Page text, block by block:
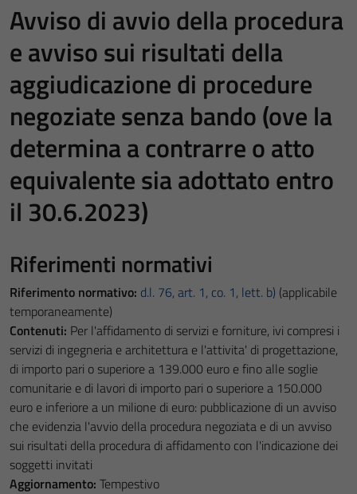
Avviso di avvio della procedura
e avviso sui risultati della
aggiudicazione di procedure
negoziate senza bando (ove la
determina a contrarre o atto
equivalente sia adottato entro
il 30.6.2023)
Riferimenti normativi
Riferimento normativo: d.l. 76, art. 1, co. 1, lett. b) (applicabile
temporaneamente)
Contenuti: Per l'affidamento di servizi e forniture, ivi compresi i
servizi di ingegneria e architettura e l'attivita' di progettazione,
di importo pari o superiore a 139.000 euro e fino alle soglie
comunitarie e di lavori di importo pari o superiore a 150.000
euro e inferiore a un milione di euro: pubblicazione di un avviso
che evidenzia l'avvio della procedura negoziata e di un avviso
sui risultati della procedura di affidamento con l'indicazione dei
soggetti invitati
Aggiornamento: Tempestivo